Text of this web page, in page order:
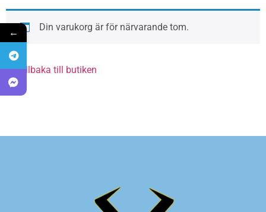
Din varukorg är för närvarande tom.
Gå tillbaka till butiken
←